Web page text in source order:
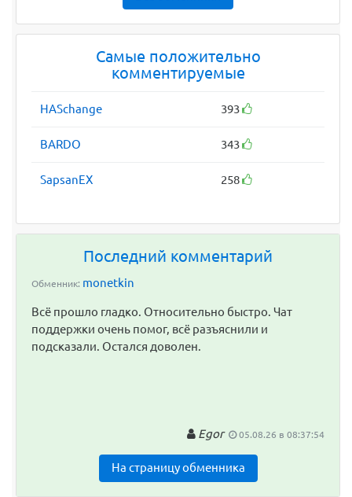
Самые положительно
комментируемые
HASchange 393
BARDO 343
SapsanEX 258
Последний комментарий
Обменник: monetkin
Всё прошло гладко. Относительно быстро. Чат
поддержки очень помог, всё разъяснили и
подсказали. Остался доволен.
Egor 05.08.26 в 08:37:54
На страницу обменника